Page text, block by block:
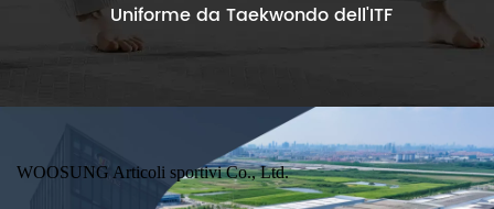
Uniforme da Taekwondo
WOOSUNG Articoli sportivi Co., Ltd.